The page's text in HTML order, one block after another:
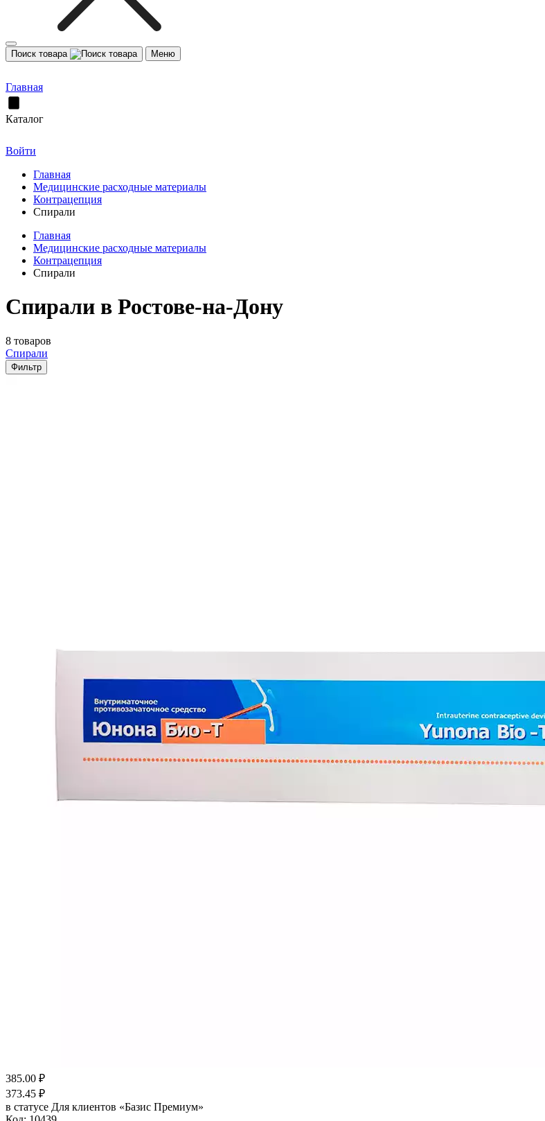
Поиск товара Меню
Главная
Каталог
Войти
Главная
Медицинские расходные материалы
Контрацепция
Спирали
Главная
Медицинские расходные материалы
Контрацепция
Спирали
Спирали в Ростове-на-Дону
8 товаров
Спирали
Фильтр
385.00 ₽
373.45 ₽
в статусе Для клиентов «Базис Премиум»